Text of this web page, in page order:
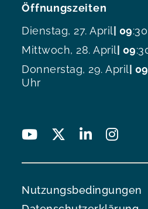
Öffnungszeiten
Dienstag, 27. April| 09
Mittwoch, 28. April| 09
Donnerstag, 29. April| 09
Uhr
Nutzungsbedingungen